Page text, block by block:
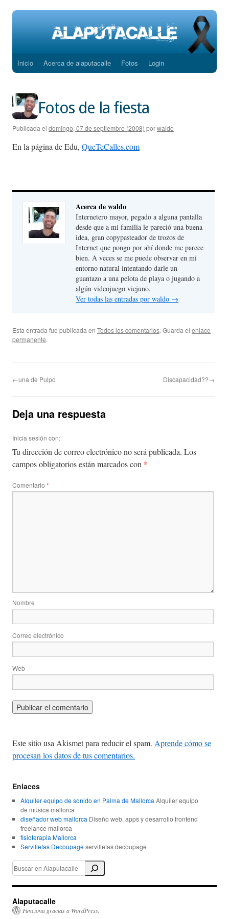
Saltar
contenido
Inicio Acerca de alaputacalle Fotos Login
Fotos de la fiesta
Publicada el domingo, 07 de septiembre (2008) porwaldo
En la página de Edu, QueTeCalles.com
Acerca de waldo
Internetero mayor, pegado a alguna pantalla
desde que a mi familia le pareció una buena
idea, gran copypasteador de trozos de
Internet que pongo por ahí donde me parece
bien. A veces se me puede observar en mi
entorno natural intentando darle un
guantazo a una pelota de playa o jugando a
algún videojuego viejuno.
Ver todas las entradas por waldo →
Esta entrada fue publicada en Todos los comentarios. Guarda el enlace
permanente.
←una de Pulpo Discapacidad??→
Deja una respuesta
Inicia sesión con:
Tu dirección de correo electrónico no será publicada. Los
campos obligatorios están marcados con *
Comentario *
Nombre
Correo electrónico
Web
Este sitio usa Akismet para reducir el spam. Aprende cómo se
procesan los datos de tus comentarios.
Enlaces
Alquiler equipo de sonido en Palma de Mallorca Alquiler equipo
de música mallorca
diseñador web mallorca Diseño web, apps y desarrollo frontend
freelance mallorca
fisioterapia Mallorca
Servilletas Decoupageservilletas decoupage
Alaputacalle
Funciona gracias a WordPress.